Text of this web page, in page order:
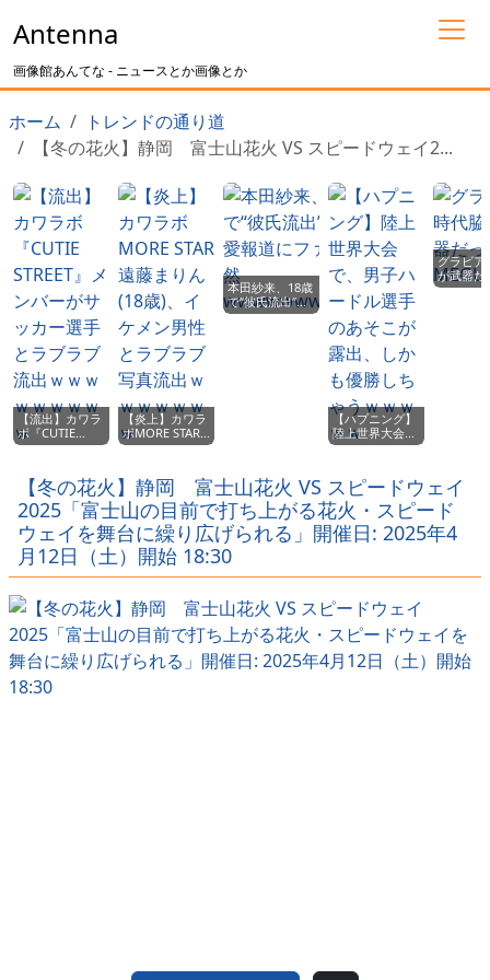
Antenna
画像館あんてな - ニュースとか画像とか
ホーム
トレンドの通り道
【冬の花火】静岡 富士山花火 VS スピードウェイ2...
【流出】カワラ
ボ『CUTIE
STREET』メン
選手とラブラブ
流出ｗｗｗｗｗ
ｗｗｗｗ
【炎上】カワラ
ボMORE STAR
遠藤まりん(18
性とラブラブ写
真流出ｗｗｗｗ
ｗｗｗ
本田紗来、18歳
で“彼氏流出”！
恋愛報道にファ
【ハプニング】
陸上世界大会
で、男子ハード
が露出、しかも
優勝しちゃうｗ
ｗｗｗｗ
グラビア
が武器だ
MEGUMI
【冬の花火】静岡 富士山花火 VS スピードウェイ
2025「富士山の目前で打ち上がる花火・スピード
ウェイを舞台に繰り広げられる」開催日: 2025年4
月12日（土）開始 18:30